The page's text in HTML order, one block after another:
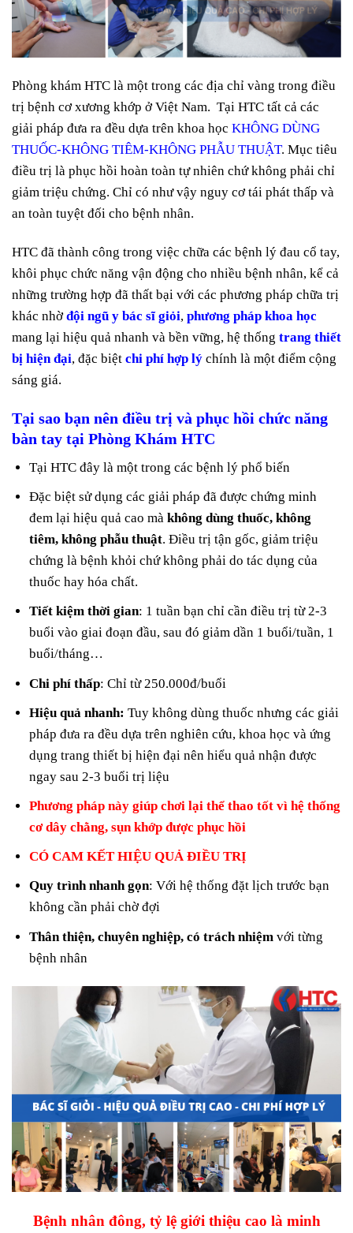
Phòng khám HTC là một trong các địa chỉ vàng trong điều
trị bệnh cơ xương khớp ở Việt Nam. Tại HTC tất cả các
giải pháp đưa ra đều dựa trên khoa học KHÔNG DÙNG
THUỐC-KHÔNG TIÊM-KHÔNG PHẪU THUẬT. Mục tiêu
điều trị là phục hồi hoàn toàn tự nhiên chứ không phải chỉ
giảm triệu chứng. Chỉ có như vậy nguy cơ tái phát thấp và
an toàn tuyệt đối cho bệnh nhân.
HTC đã thành công trong việc chữa các bệnh lý đau cổ tay,
khôi phục chức năng vận động cho nhiều bệnh nhân, kể cả
những trường hợp đã thất bại với các phương pháp chữa trị
khác nhờđội ngũ y bác sĩ giỏi, phương pháp khoa học
mang lại hiệu quả nhanh và bền vững, hệ thống trang thiết
bị hiện đại, đặc biệt chi phí hợp lý chính là một điểm cộng
sáng giá.
Tại sao bạn nên điều trị và phục hồi chức năng
bàn tay tại Phòng Khám HTC
Tại HTC đây là một trong các bệnh lý phổ biến
Đặc biệt sử dụng các giải pháp đã được chứng minh
đem lại hiệu quả cao màkhông dùng thuốc, không
tiêm, không phẫu thuật. Điều trị tận gốc, giảm triệu
chứng là bệnh khỏi chứ không phải do tác dụng của
thuốc hay hóa chất.
Tiết kiệm thời gian: 1 tuần bạn chỉ cần điều trị từ 2-3
buổi vào giai đoạn đầu, sau đó giảm dần 1 buổi/tuần, 1
buổi/tháng…
Chi phí thấp: Chỉ từ 250.000đ/buổi
Hiệu quả nhanh: Tuy không dùng thuốc nhưng các giải
pháp đưa ra đều dựa trên nghiên cứu, khoa học và ứng
dụng trang thiết bị hiện đại nên hiểu quả nhận được
ngay sau 2-3 buổi trị liệu
Phương pháp này giúp chơi lại thể thao tốt vì hệ thống
cơ dây chằng, sụn khớp được phục hồi
CÓ CAM KẾT HIỆU QUẢ ĐIỀU TRỊ
Quy trình nhanh gọn: Với hệ thống đặt lịch trước bạn
không cần phải chờ đợi
Thân thiện, chuyên nghiệp, có trách nhiệm với từng
bệnh nhân
Bệnh nhân đông, tỷ lệ giới thiệu cao là minh